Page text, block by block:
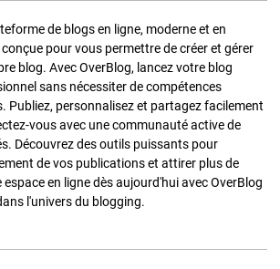
de blogs en ligne, moderne et en
pour vous permettre de créer et gérer
blog. Avec OverBlog, lancez votre blog
sans nécessiter de compétences
Publiez, personnalisez et partagez facilement
vous avec une communauté active de
Découvrez des outils puissants pour
de vos publications et attirer plus de
en ligne dès aujourd'hui avec OverBlog
l'univers du blogging.